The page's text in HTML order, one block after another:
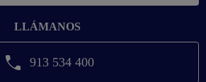
LLÁMANOS
913 534 400